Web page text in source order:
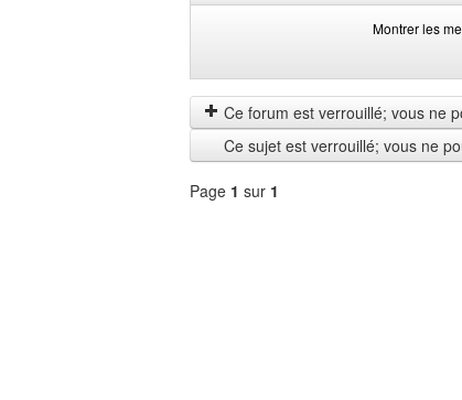
Montrer les
les
messages
depuis
by
Ce forum est verrouillé; vous ne
Ce sujet est verrouillé; vous ne
Page 1 sur 1